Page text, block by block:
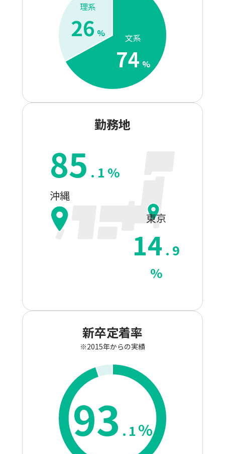
文系
74 %
理系
26 %
勤務地
東京
14 . 9
%
沖縄
85 . 1 %
新卒定着率
※2015年からの実績
93 . 1%